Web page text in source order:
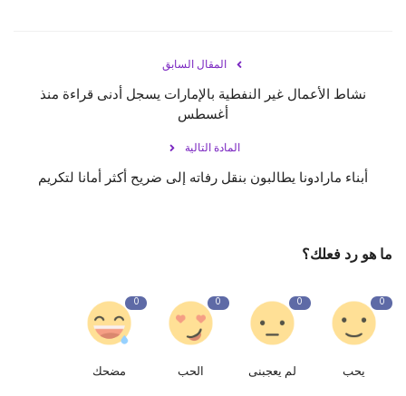
المقال السابق
نشاط الأعمال غير النفطية بالإمارات يسجل أدنى قراءة منذ
أغسطس
المادة التالية
أبناء مارادونا يطالبون بنقل رفاته إلى ضريح أكثر أمانا لتكريم
ما هو رد فعلك؟
0
يحب
0
لم يعجبنى
0
الحب
0
مضحك